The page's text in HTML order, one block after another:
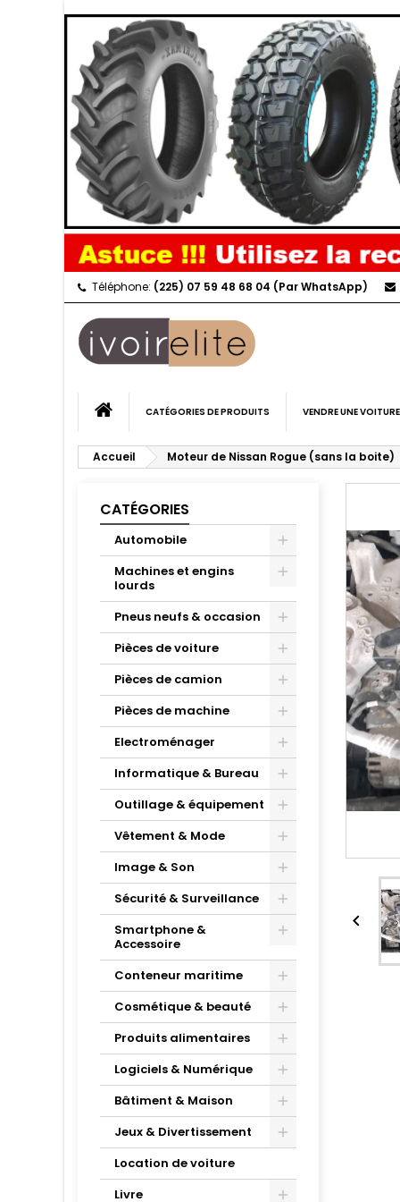
Téléphone: (225) 07 59 48 68 04 (Par WhatsApp)
CATÉGORIES DE PRODUITS VENDRE UNE VOITURE
Accueil Moteur de Nissan Rogue (sans la boite)
CATÉGORIES
Automobile
Machines et engins
lourds
Pneus neufs & occasion
Pièces de voiture
Pièces de camion
Pièces de machine
Electroménager
Informatique & Bureau
Outillage & équipement
Vêtement & Mode
Image & Son
Sécurité & Surveillance
Smartphone &
Accessoire
Conteneur maritime
Cosmétique & beauté
Produits alimentaires
Logiciels & Numérique
Bâtiment & Maison
Jeux & Divertissement
Location de voiture
Livre
